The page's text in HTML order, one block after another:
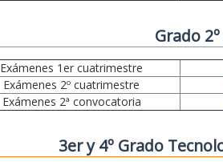
Grado
Exámenes 1er cuatrimestre
Exámenes 2º cuatrimestre
Exámenes 2ª convocatoria
3er y 4º Grado